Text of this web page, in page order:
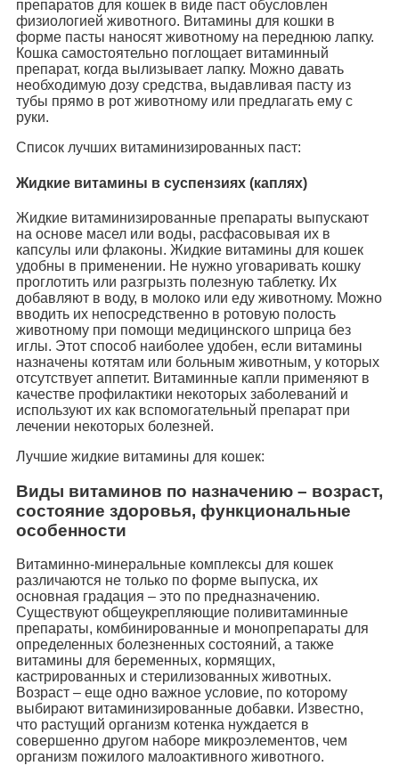
препаратов для кошек в виде паст обусловлен
физиологией животного. Витамины для кошки в
форме пасты наносят животному на переднюю лапку.
Кошка самостоятельно поглощает витаминный
препарат, когда вылизывает лапку. Можно давать
необходимую дозу средства, выдавливая пасту из
тубы прямо в рот животному или предлагать ему с
руки.
Список лучших витаминизированных паст:
Жидкие витамины в суспензиях (каплях)
Жидкие витаминизированные препараты выпускают
на основе масел или воды, расфасовывая их в
капсулы или флаконы. Жидкие витамины для кошек
удобны в применении. Не нужно уговаривать кошку
проглотить или разгрызть полезную таблетку. Их
добавляют в воду, в молоко или еду животному. Можно
вводить их непосредственно в ротовую полость
животному при помощи медицинского шприца без
иглы. Этот способ наиболее удобен, если витамины
назначены котятам или больным животным, у которых
отсутствует аппетит. Витаминные капли применяют в
качестве профилактики некоторых заболеваний и
используют их как вспомогательный препарат при
лечении некоторых болезней.
Лучшие жидкие витамины для кошек:
Виды витаминов по назначению – возраст,
состояние здоровья, функциональные
особенности
Витаминно-минеральные комплексы для кошек
различаются не только по форме выпуска, их
основная градация – это по предназначению.
Существуют общеукрепляющие поливитаминные
препараты, комбинированные и монопрепараты для
определенных болезненных состояний, а также
витамины для беременных, кормящих,
кастрированных и стерилизованных животных.
Возраст – еще одно важное условие, по которому
выбирают витаминизированные добавки. Известно,
что растущий организм котенка нуждается в
совершенно другом наборе микроэлементов, чем
организм пожилого малоактивного животного.